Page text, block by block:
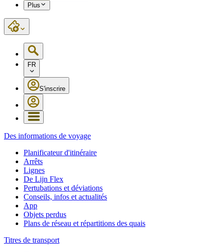
Plus
FR
S'inscrire
Des informations de voyage
Planificateur d'itinéraire
Arrêts
Lignes
De Lijn Flex
Pertubations et déviations
Conseils, infos et actualités
App
Objets perdus
Plans de réseau et répartitions des quais
Titres de transport